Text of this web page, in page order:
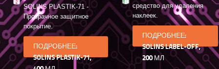
SOLINS PLASTIK-71 -
Прозрачное защитное
покрытие.
ПОДРОБНЕЕ:
SOLINS PLASTIK-71,
средство для удаления
наклеек.
ПОДРОБНЕЕ:
SOLINS LABEL-OFF,
200 МЛ